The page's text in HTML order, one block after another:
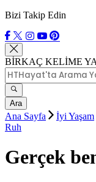
Bizi Takip Edin
BİRKAÇ KELİME
Ara
Ana Sayfa İyi Yaşam
Ruh
Gerçek